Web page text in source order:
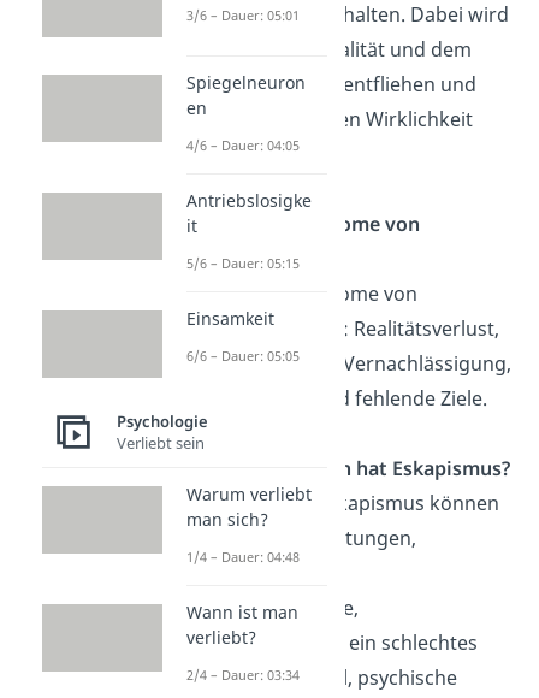
Vermeidungsverhalten. Dabei wird
versucht, der Realität und dem
Alltag mental zu entfliehen und
sich einer anderen Wirklichkeit
zuzuwenden.
Was sind Symptome von
Eskapismus?
Mögliche Symptome von
Eskapismus sind: Realitätsverlust,
Isolation, Angst, Vernachlässigung,
Maßlosigkeit und fehlende Ziele.
Welche Ursachen hat Eskapismus?
Ursachen für Eskapismus können
sein: hohe Erwartungen,
Unzufriedenheit,
Schicksalsschläge,
Unterforderung, ein schlechtes
Selbstwertgefühl, psychische
3/6 – Dauer: 05:01
Spiegelneuron
en
4/6 – Dauer: 04:05
Antriebslosigke
it
5/6 – Dauer: 05:15
Einsamkeit
6/6 – Dauer: 05:05
Psychologie
Verliebt sein
Warum verliebt
man sich?
1/4 – Dauer: 04:48
Wann ist man
verliebt?
2/4 – Dauer: 03:34